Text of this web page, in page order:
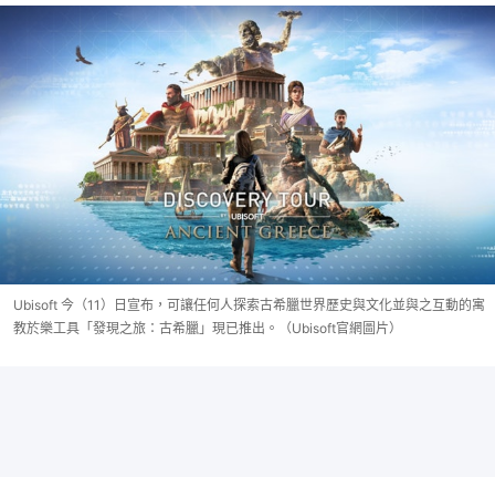
Ubisoft 今（11）日宣布，可讓任何人探索古希臘世界歷史與文化並與之互動的寓
教於樂工具「發現之旅：古希臘」現已推出。（Ubisoft官網圖片）